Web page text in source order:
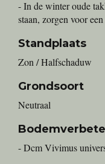
- In de winter oude
staan, zorgen voor
Standplaats
Zon / Halfschaduw
Grondsoort
Neutraal
- Dcm Vivimus